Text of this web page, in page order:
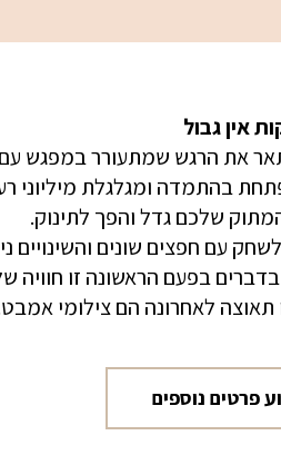
אין גבול
את הרגש שמתעורר במפגש עם
בהתמדה ומגלגלת מיליוני
שלכם גדל והפך לתינוק.
עם חפצים שונים והשינויים
בפעם הראשונה זו חוויה
לאחרונה הם צילומי
פרטים נוספים